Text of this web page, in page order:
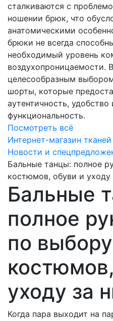
сталкиваются с
ношении брюк, что
анатомическими
брюки не всегда способны
необходимый уровень
воздухопроницаемости. В
целесообразным выбором
шорты, которые
аутентичность, удобство
функциональность.
Посмотреть всё
Интернет-магазин тканей
Новости и
Бальные танцы: полное
костюмов, обуви и уходу
Бальные
полное
по выбору
уходу за
Когда пара выходит на